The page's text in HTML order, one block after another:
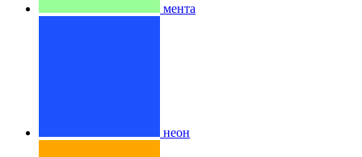
мента
неон